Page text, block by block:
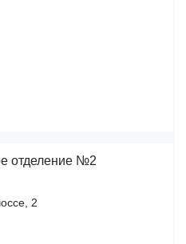
отделение №2
2